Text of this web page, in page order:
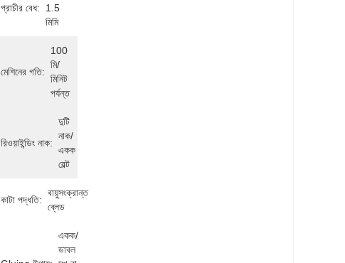
প্রাচীর বেধ:
1.5
মিমি
মেশিনের গতি:
100
মি/
মিনিট
পর্যন্ত
রিওয়াইন্ডিং নাক:
দুটি
নাক/
একক
বেল্ট
কাটা পদ্ধতি:
বায়ুসংক্রান্ত
ব্লেড
একক/
ডাবল